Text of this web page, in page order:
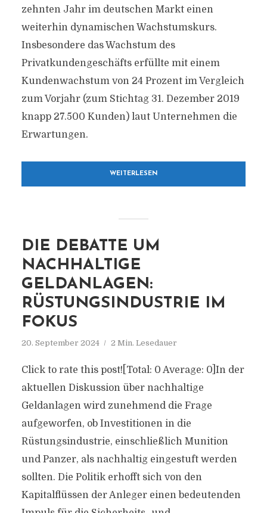
zehnten Jahr im deutschen Markt einen
weiterhin dynamischen Wachstumskurs.
Insbesondere das Wachstum des
Privatkundengeschäfts erfüllte mit einem
Kundenwachstum von 24 Prozent im Vergleich
zum Vorjahr (zum Stichtag 31. Dezember 2019
knapp 27.500 Kunden) laut Unternehmen die
Erwartungen.
WEITERLESEN
DIE DEBATTE UM
NACHHALTIGE
GELDANLAGEN:
RÜSTUNGSINDUSTRIE IM
FOKUS
20. September 2024 2 Min. Lesedauer
Click to rate this post![Total: 0 Average: 0]In der
aktuellen Diskussion über nachhaltige
Geldanlagen wird zunehmend die Frage
aufgeworfen, ob Investitionen in die
Rüstungsindustrie, einschließlich Munition
und Panzer, als nachhaltig eingestuft werden
sollten. Die Politik erhofft sich von den
Kapitalflüssen der Anleger einen bedeutenden